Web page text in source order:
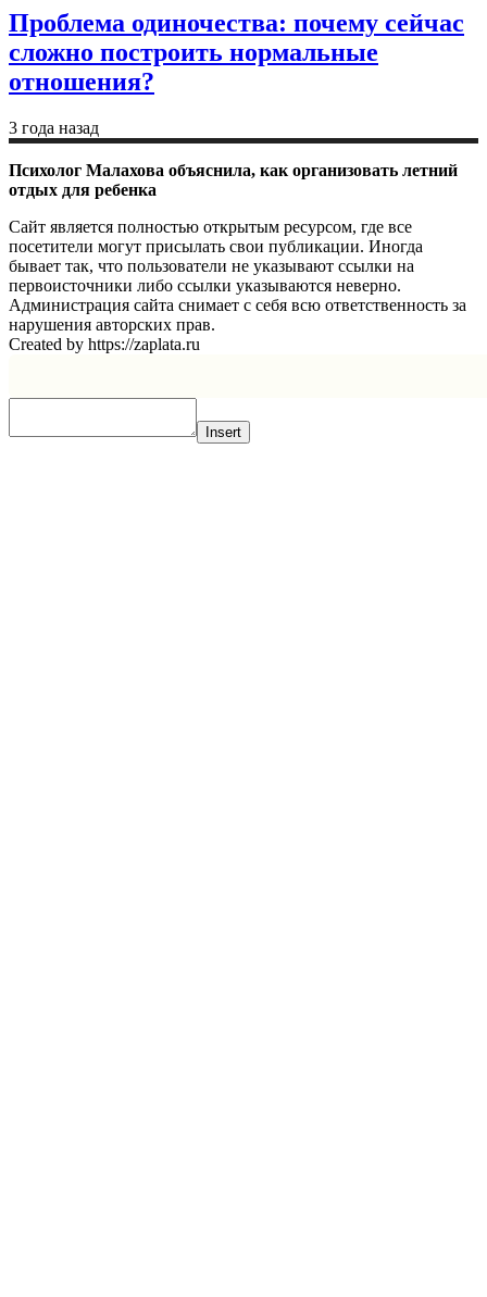
Проблема одиночества: почему сейчас
сложно построить нормальные
отношения?
3 года назад
Психолог Малахова объяснила, как организовать летний
отдых для ребенка
Сайт является полностью открытым ресурсом, где все
посетители могут присылать свои публикации. Иногда
бывает так, что пользователи не указывают ссылки на
первоисточники либо ссылки указываются неверно.
Администрация сайта снимает с себя всю ответственность за
нарушения авторских прав.
Created by https://zaplata.ru
Insert